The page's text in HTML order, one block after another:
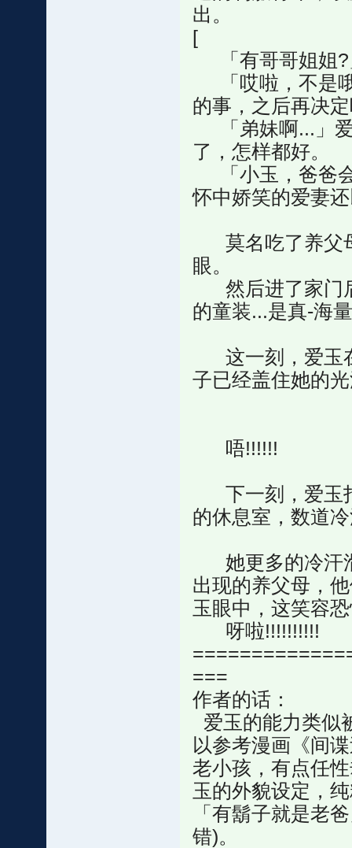
出。
[
「有哥哥姐姐?
「哎啦，不是
的事，之后再决
「弟妹啊...」爱
了，怎样都好。
「小玉，爸爸
怀中娇笑的爱妻
莫名吃了养父
眼。
然后进了家门
的童装...是真-海
这一刻，爱玉
子已经盖住她的
唔!!!!!!
下一刻，爱玉
的休息室，数道
她更多的冷汗
出现的养父母，
玉眼中，这笑容
呀啦!!!!!!!!!!
===
作者的话：
爱玉的能力类似
以参考漫画《间
老小孩，有点任
玉的外貌设定，
「有鬍子就是老
错)。